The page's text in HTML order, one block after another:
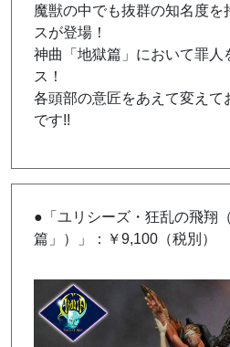
魔獣の中でも抜群の知名度を
スが登場！
神曲「地獄篇」において罪人
ス！
各頭部の意匠をあえて変えて
です!!
●「ユリシーズ・狂乱の飛翔
篇」）」：￥9,100（税別）